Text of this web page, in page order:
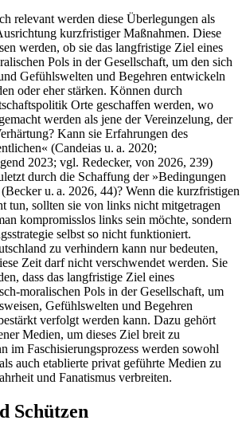
relevant werden diese Überlegungen als
kurzfristiger Maßnahmen. Diese
werden, ob sie das langfristige Ziel eines
Pols in der Gesellschaft, um den sich
Gefühlswelten und Begehren entwickeln
oder eher stärken. Können durch
Orte geschaffen werden, wo
werden als jene der Vereinzelung, der
Kann sie Erfahrungen des
(Candeias u. a. 2020;
2023; vgl. Redecker, von 2026, 239)
durch die Schaffung der »Bedingungen
u. a. 2026, 44)? Wenn die kurzfristigen
tun, sollten sie von links nicht mitgetragen
kompromisslos links sein möchte, sondern
selbst so nicht funktioniert.
zu verhindern kann nur bedeuten,
Zeit darf nicht verschwendet werden. Sie
dass das langfristige Ziel eines
moralischen Pols in der Gesellschaft, um
Gefühlswelten und Begehren
verfolgt werden kann. Dazu gehört
Medien, um dieses Ziel breit zu
im Faschisierungsprozess werden sowohl
auch etablierte privat geführte Medien zu
und Fanatismus verbreiten.
Schützen